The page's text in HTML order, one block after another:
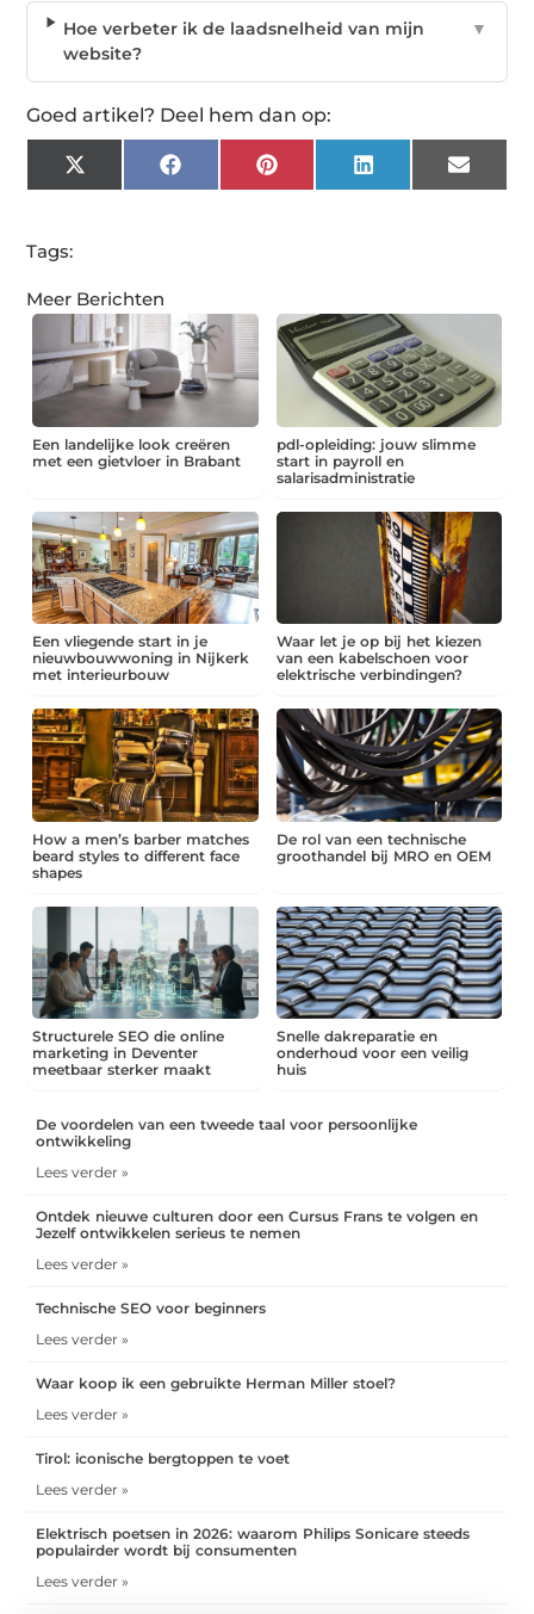
Hoe verbeter ik de laadsnelheid van mijn
website?
▼
Goed artikel? Deel hem dan op:
X
(Twitter)
Facebook Pinterest LinkedIn Email
Tags:
Meer Berichten
Een landelijke look creëren
met een gietvloer in Brabant
pdl-opleiding: jouw slimme
start in payroll en
salarisadministratie
Een vliegende start in je
nieuwbouwwoning in Nijkerk
met interieurbouw
Waar let je op bij het kiezen
van een kabelschoen voor
elektrische verbindingen?
How a men’s barber matches
beard styles to different face
shapes
De rol van een technische
groothandel bij MRO en OEM
Structurele SEO die online
marketing in Deventer
meetbaar sterker maakt
Snelle dakreparatie en
onderhoud voor een veilig
huis
De voordelen van een tweede taal voor persoonlijke
ontwikkeling
Lees verder »
Ontdek nieuwe culturen door een Cursus Frans te volgen en
Jezelf ontwikkelen serieus te nemen
Lees verder »
Technische SEO voor beginners
Lees verder »
Waar koop ik een gebruikte Herman Miller stoel?
Lees verder »
Tirol: iconische bergtoppen te voet
Lees verder »
Elektrisch poetsen in 2026: waarom Philips Sonicare steeds
populairder wordt bij consumenten
Lees verder »